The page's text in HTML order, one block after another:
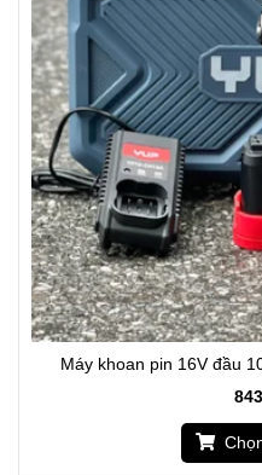
Máy khoan pin 16V đầu